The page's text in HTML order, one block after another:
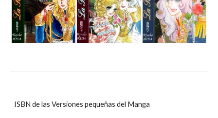
ISBN de las Versiones pequeñas del Manga